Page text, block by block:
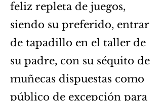
feliz repleta de juegos,
siendo su preferido, entrar
de tapadillo en el taller de
su padre, con su séquito de
muñecas dispuestas como
público de excepción para